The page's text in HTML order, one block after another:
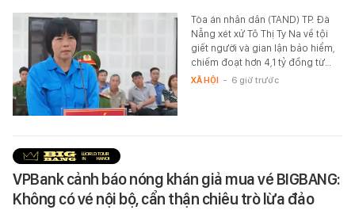
Tòa án nhân dân (TAND) TP. Đà
Nẵng xét xử Tô Thị Ty Na về tội
giết người và gian lận bảo hiểm,
chiếm đoạt hơn 4,1 tỷ đồng từ…
XÃ HỘI - 6 giờ trước
VPBank cảnh báo nóng khán giả mua vé BIGBANG:
Không có vé nội bộ, cẩn thận chiêu trò lừa đảo